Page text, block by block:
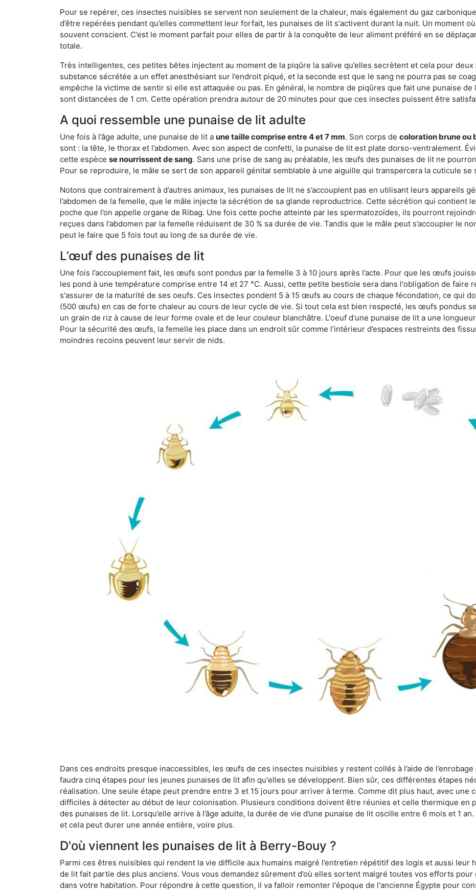
Pour se repérer, ces insectes nuisibles se servent non seulement de la chaleur, mais également du gaz
d’être repérées pendant qu’elles commettent leur forfait, les punaises de lit s'activent durant la nuit. Un moment
souvent conscient. C’est le moment parfait pour elles de partir à la conquête de leur aliment préféré en se
totale.
Très intelligentes, ces petites bêtes injectent au moment de la piqûre la salive qu’elles secrètent et cela pour
substance sécrétée a un effet anesthésiant sur l’endroit piqué, et la seconde est que le sang ne pourra pas se
empêche la victime de sentir si elle est attaquée ou pas. En général, le nombre de piqûres que fait une punaise
sont distancées de 1 cm. Cette opération prendra autour de 20 minutes pour que ces insectes puissent être
A quoi ressemble une punaise de lit adulte
Une fois à l’âge adulte, une punaise de lit a une taille comprise entre 4 et 7 mm. Son corps de coloration brune ou
sont : la tête, le thorax et l’abdomen. Avec son aspect de confetti, la punaise de lit est plate dorso-ventralement.
cette espèce se nourrissent de sang. Sans une prise de sang au préalable, les œufs des punaises de lit ne
Pour se reproduire, le mâle se sert de son appareil génital semblable à une aiguille qui transpercera la cuticule se
Notons que contrairement à d’autres animaux, les punaises de lit ne s’accouplent pas en utilisant leurs appareils
l’abdomen de la femelle, que le mâle injecte la sécrétion de sa glande reproductrice. Cette sécrétion qui contient
poche que l’on appelle organe de Ribag. Une fois cette poche atteinte par les spermatozoïdes, ils pourront
reçues dans l’abdomen par la femelle réduisent de 30 % sa durée de vie. Tandis que le mâle peut s’accoupler le
peut le faire que 5 fois tout au long de sa durée de vie.
L’œuf des punaises de lit
Une fois l’accouplement fait, les œufs sont pondus par la femelle 3 à 10 jours après l’acte. Pour que les œufs
les pond à une température comprise entre 14 et 27 °C. Aussi, cette petite bestiole sera dans l'obligation de faire
s'assurer de la maturité de ses oeufs. Ces insectes pondent 5 à 15 œufs au cours de chaque fécondation, ce qui
(500 œufs) en cas de forte chaleur au cours de leur cycle de vie. Si tout cela est bien respecté, les œufs pondus
un grain de riz à cause de leur forme ovale et de leur couleur blanchâtre. L'oeuf d'une punaise de lit a une
Pour la sécurité des œufs, la femelle les place dans un endroit sûr comme l’intérieur d’espaces restreints des
moindres recoins peuvent leur servir de nids.
Dans ces endroits presque inaccessibles, les œufs de ces insectes nuisibles y restent collés à l’aide de
faudra cinq étapes pour les jeunes punaises de lit afin qu'elles se développent. Bien sûr, ces différentes étapes
réalisation. Une seule étape peut prendre entre 3 et 15 jours pour arriver à terme. Comme dit plus haut, avec une
difficiles à détecter au début de leur colonisation. Plusieurs conditions doivent être réunies et celle thermique en
des punaises de lit. Lorsqu’elle arrive à l’âge adulte, la durée de vie d’une punaise de lit oscille entre 6 mois et 1
et cela peut durer une année entière, voire plus.
D'où viennent les punaises de lit à Berry-Bouy ?
Parmi ces êtres nuisibles qui rendent la vie difficile aux humains malgré l’entretien répétitif des logis et aussi leur
de lit fait partie des plus anciens. Vous vous demandez sûrement d’où elles sortent malgré toutes vos efforts
dans votre habitation. Pour répondre à cette question, il va falloir remonter l'époque de l'ancienne Égypte pour